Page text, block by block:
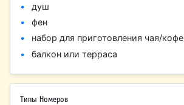
душ
фен
набор для приготовления чая/кофе
балкон или терраса
Типы Номеров